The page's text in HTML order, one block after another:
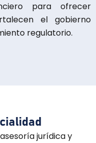
para ofrecer
el gobierno
regulatorio.
jurídica y